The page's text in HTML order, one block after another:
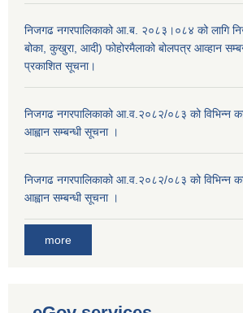
निजगढ नगरपालिकाको आ.ब. २०८३।०८४ को लागि
बोका, कुखुरा, आदी) फोहोरमैलाको बोलपत्र आव्हान
प्रकाशित सूचना।
निजगढ नगरपालिकाको आ.व.२०८२/०८३ को विभिन्न
आह्वान सम्बन्धी सूचना ।
निजगढ नगरपालिकाको आ.व.२०८२/०८३ को विभिन्न
आह्वान सम्बन्धी सूचना ।
more